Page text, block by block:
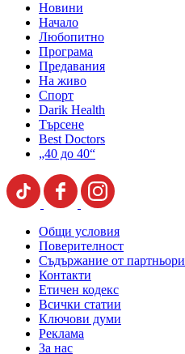
Новини
Начало
Любопитно
Програма
Предавания
На живо
Спорт
Darik Health
Търсене
Best Doctors
„40 до 40“
Общи условия
Поверителност
Съдържание от партньори
Контакти
Етичен кодекс
Всички статии
Ключови думи
Реклама
За нас